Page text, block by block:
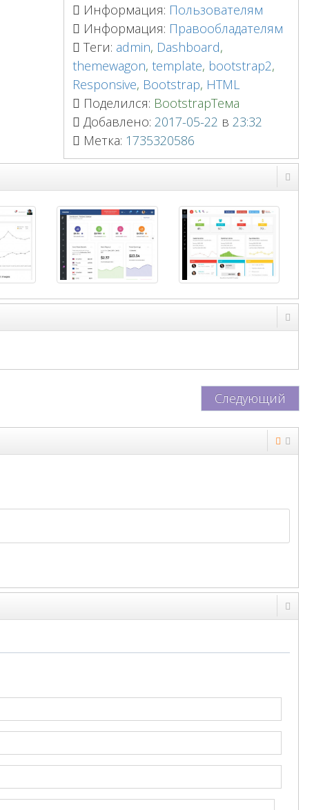
Информация: Пользователям
Информация: Правообладателям
Теги: admin, Dashboard,
themewagon, template, bootstrap2,
Responsive, Bootstrap, HTML
Поделился: BootstrapТема
Добавлено: 2017-05-22 в 23:32
Метка: 1735320586
Следующий